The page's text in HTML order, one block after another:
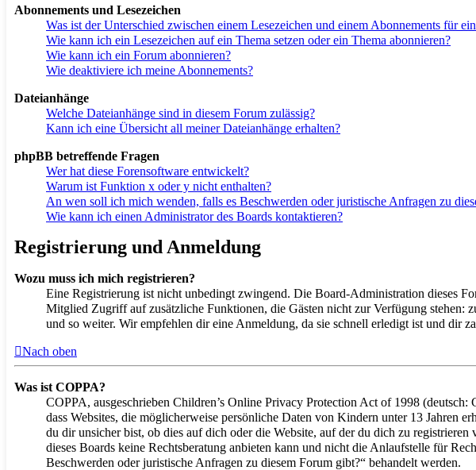
Abonnements und Lesezeichen
Was ist der Unterschied zwischen einem Lesezeichen und einem Abonnements für
Wie kann ich ein Lesezeichen auf ein Thema setzen oder ein Thema abonnieren?
Wie kann ich ein Forum abonnieren?
Wie deaktiviere ich meine Abonnements?
Dateianhänge
Welche Dateianhänge sind in diesem Forum zulässig?
Kann ich eine Übersicht all meiner Dateianhänge erhalten?
phpBB betreffende Fragen
Wer hat diese Forensoftware entwickelt?
Warum ist Funktion x oder y nicht enthalten?
An wen soll ich mich wenden, falls es Beschwerden oder juristische Anfragen zu
Wie kann ich einen Administrator des Boards kontaktieren?
Registrierung und Anmeldung
Wozu muss ich mich registrieren?
Eine Registrierung ist nicht unbedingt zwingend. Die Board-Administration dieses
Mitglied Zugriff auf zusätzliche Funktionen, die Gästen nicht zur Verfügung stehen:
und so weiter. Wir empfehlen dir eine Anmeldung, da sie schnell erledigt ist und dir
Nach oben
Was ist COPPA?
COPPA, ausgeschrieben Children’s Online Privacy Protection Act of 1998
dass Websites, die möglicherweise persönliche Daten von Kindern unter 13 Jahren
du dir unsicher bist, ob dies auf dich oder die Website, auf der du dich zu
dieses Boards keine Rechtsberatung anbieten kann und nicht die Anlaufstelle für
Beschwerden oder juristische Anfragen zu diesem Forum gibt?“ behandelt werden.